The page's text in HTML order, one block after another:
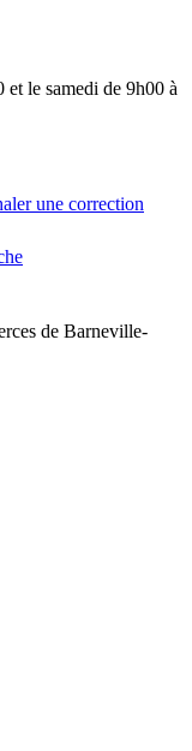
le samedi de 9h00 à
une correction
de Barneville-